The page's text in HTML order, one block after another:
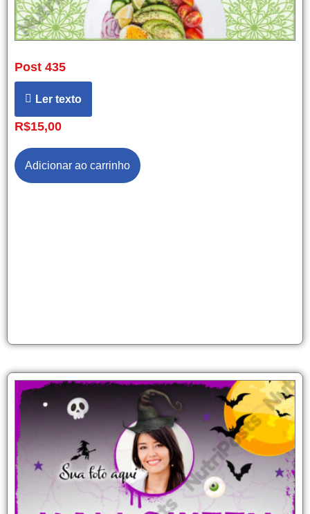
Post 435
Ler texto
R$15,00
Adicionar ao carrinho